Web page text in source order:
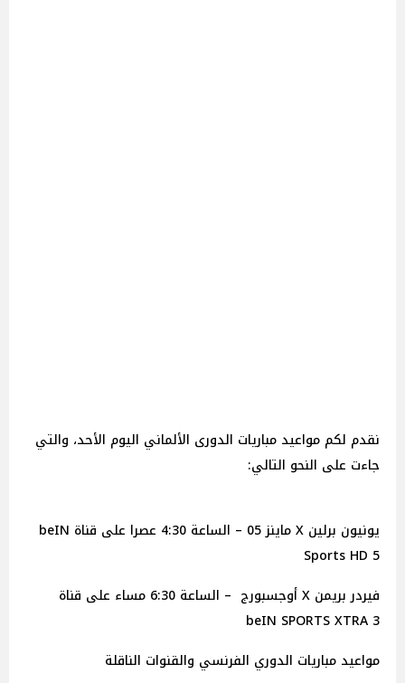
نقدم لكم مواعيد مباريات الدورى الألماني اليوم الأحد، والتي
جاءت على النحو التالي:
يونيون برلين X ماينز 05 – الساعة 4:30 عصرا على قناة beIN
Sports HD 5
فيردر بريمن X أوجسبورج – الساعة 6:30 مساء على قناة
beIN SPORTS XTRA 3
مواعيد مباريات الدوري الفرنسي والقنوات الناقلة